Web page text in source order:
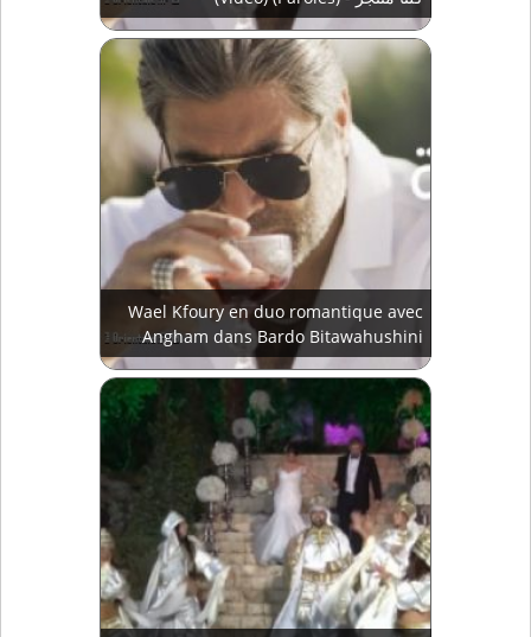
Wael Kfoury en duo romantique avec
Angham dans Bardo Bitawahushini